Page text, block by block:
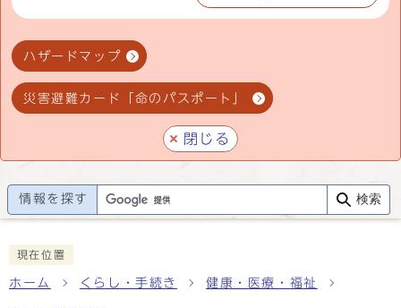
ハザードマップ
災害避難カード「命のパスポート」
閉じる
情報を探す 検索
現在位置
ホーム くらし・手続き 健康・医療・福祉